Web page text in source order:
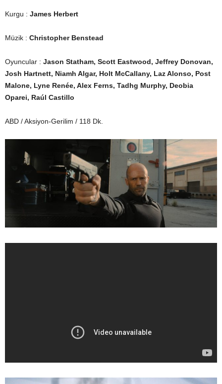
Kurgu : James Herbert
Müzik : Christopher Benstead
Oyuncular : Jason Statham, Scott Eastwood, Jeffrey Donovan,
Josh Hartnett, Niamh Algar, Holt McCallany, Laz Alonso, Post
Malone, Lyne Renée, Alex Ferns, Tadhg Murphy, Deobia
Oparei, Raúl Castillo
ABD / Aksiyon-Gerilim / 118 Dk.